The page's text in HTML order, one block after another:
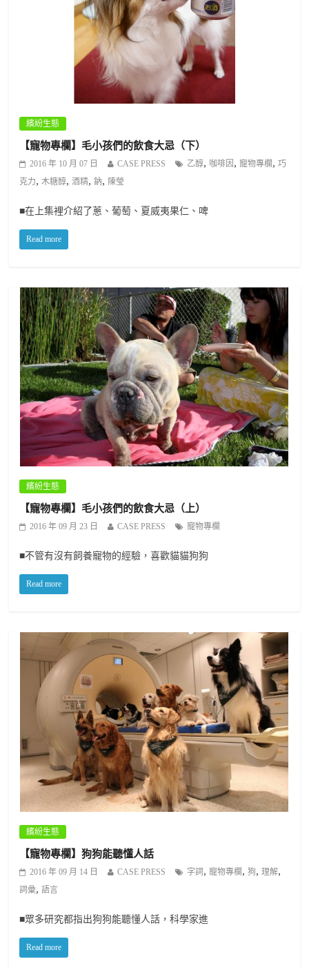
繽紛生態
【寵物專欄】毛小孩們的飲食大忌（下）
2016 年 10 月 07 日 CASE PRESS 乙醇, 咖啡因 ,寵物專欄 ,巧
克力,木糖醇,酒精,鈉, 陳瑩
■在上集裡介紹了蔥、葡萄、夏威夷果仁、啤
Read more
繽紛生態
【寵物專欄】毛小孩們的飲食大忌（上）
2016 年 09 月 23 日 CASE PRESS 寵物專欄
■不管有沒有飼養寵物的經驗，喜歡貓貓狗狗
Read more
繽紛生態
【寵物專欄】狗狗能聽懂人話
2016 年 09 月 14 日 CASE PRESS 字詞,寵物專欄 ,狗,理解,
詞彙,語言
■眾多研究都指出狗狗能聽懂人話，科學家進
Read more